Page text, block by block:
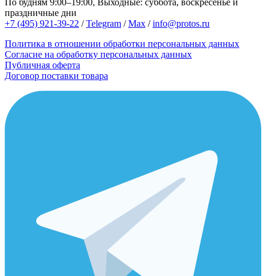
По будням 9:00–19:00, Выходные: суббота, воскресенье и
праздничные дни
+7 (495) 921-39-22 /Telegram /Max /info@protos.ru
Политика в отношении обработки персональных данных
Согласие на обработку персональных данных
Публичная оферта
Договор поставки товара